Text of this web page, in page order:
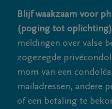
Blijf waakzaam voor
(poging tot
meldingen over valse
zogezegde
mom van een
mailadressen, andere
of een betaling te